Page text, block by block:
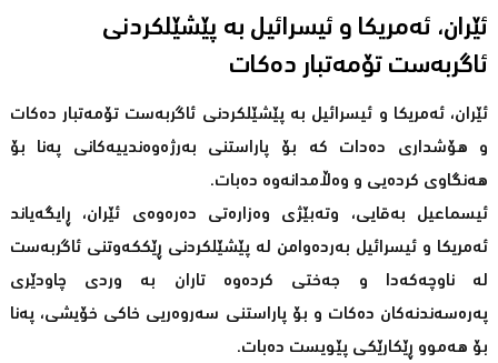
ئێران، ئەمریکا و ئیسرائیل بە پێشێلکردنی
ئاگربەست تۆمەتبار دەکات
ئێران، ئەمریکا و ئیسرائیل بە پێشێلکردنی ئاگربەست تۆمەتبار دەکات
و هۆشداری دەدات کە بۆ پاراستنی بەرژەوەندییەکانی پەنا بۆ
هەنگاوی کردەیی و وەڵامدانەوە دەبات.
ئیسماعیل بەقایی، وتەبێژی وەزارەتی دەرەوەی ئێران، ڕایگەیاند
ئەمریکا و ئیسرائیل بەردەوامن لە پێشێلکردنی ڕێککەوتنی ئاگربەست
لە ناوچەکەدا و جەختی کردەوە تاران بە وردی چاودێری
پەرەسەندنەکان دەکات و بۆ پاراستنی سەروەریی خاکی خۆیشی، پەنا
بۆ هەموو ڕێکارێکی پێویست دەبات.